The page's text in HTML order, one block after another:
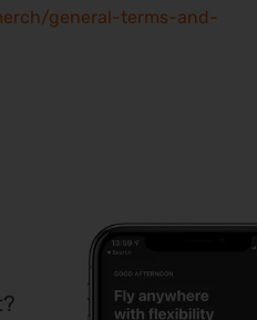
general-terms-and-